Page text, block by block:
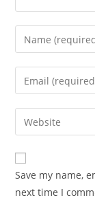
Enter
your
name
comment
Enter
your
email
address
comment
Enter
your
website
URL
(optional)
Save my name,
next time I